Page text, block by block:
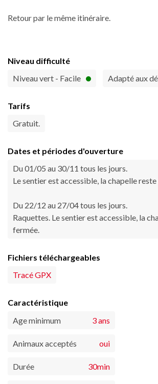
Retour par le même itinéraire.
Niveau difficulté
Niveau vert - Facile
Adapté aux
Tarifs
Gratuit.
Dates et périodes d'ouverture
Du 01/05 au 30/11 tous les jours.
Le sentier est accessible, la chapelle
Du 22/12 au 27/04 tous les jours.
Raquettes. Le sentier est accessible, la
fermée.
Fichiers téléchargeables
Tracé GPX
Caractéristique
Age minimum
3 ans
Animaux acceptés oui
Durée 30min